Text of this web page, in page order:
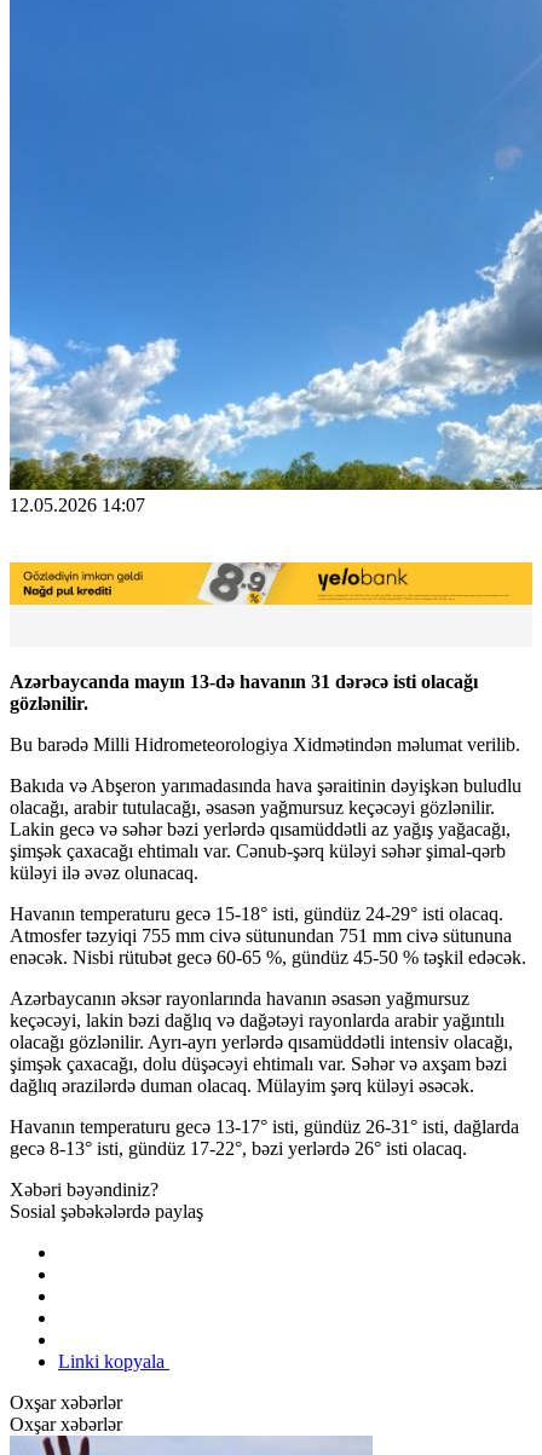
12.05.2026 14:07
Azərbaycanda mayın 13-də havanın 31 dərəcə isti olacağı
gözlənilir.
Bu barədə Milli Hidrometeorologiya Xidmətindən məlumat verilib.
Bakıda və Abşeron yarımadasında hava şəraitinin dəyişkən buludlu
olacağı, arabir tutulacağı, əsasən yağmursuz keçəcəyi gözlənilir.
Lakin gecə və səhər bəzi yerlərdə qısamüddətli az yağış yağacağı,
şimşək çaxacağı ehtimalı var. Cənub-şərq küləyi səhər şimal-qərb
küləyi ilə əvəz olunacaq.
Havanın temperaturu gecə 15-18° isti, gündüz 24-29° isti olacaq.
Atmosfer təzyiqi 755 mm civə sütunundan 751 mm civə sütununa
enəcək. Nisbi rütubət gecə 60-65 %, gündüz 45-50 % təşkil edəcək.
Azərbaycanın əksər rayonlarında havanın əsasən yağmursuz
keçəcəyi, lakin bəzi dağlıq və dağətəyi rayonlarda arabir yağıntılı
olacağı gözlənilir. Ayrı-ayrı yerlərdə qısamüddətli intensiv olacağı,
şimşək çaxacağı, dolu düşəcəyi ehtimalı var. Səhər və axşam bəzi
dağlıq ərazilərdə duman olacaq. Mülayim şərq küləyi əsəcək.
Havanın temperaturu gecə 13-17° isti, gündüz 26-31° isti, dağlarda
gecə 8-13° isti, gündüz 17-22°, bəzi yerlərdə 26° isti olacaq.
Xəbəri bəyəndiniz?
Sosial şəbəkələrdə paylaş
Linki kopyala
Oxşar xəbərlər
Oxşar xəbərlər